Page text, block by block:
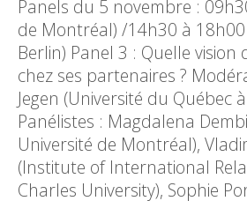
Panels du 5 novembre :
de Montréal) /14h30 à
Berlin) Panel 3 : Quelle vision
chez ses partenaires ?
Jegen (Université du Québec
Panélistes : Magdalena
Université de Montréal),
(Institute of International
Charles University), Sophie